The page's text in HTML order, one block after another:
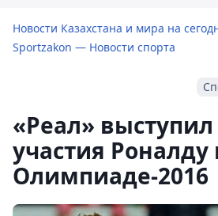
Новости Казахстана и мира на
Sportzakon — Новости спорта
«Реал»
участия Роналду
Олимпиаде-2016